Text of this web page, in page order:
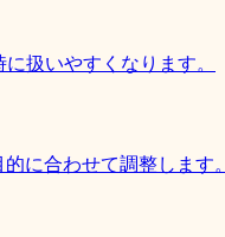
扱いやすくなります。
に合わせて調整します。